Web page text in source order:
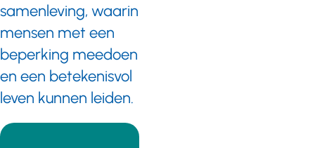
samenleving, waarin
mensen met een
beperking meedoen
en een betekenisvol
leven kunnen leiden.